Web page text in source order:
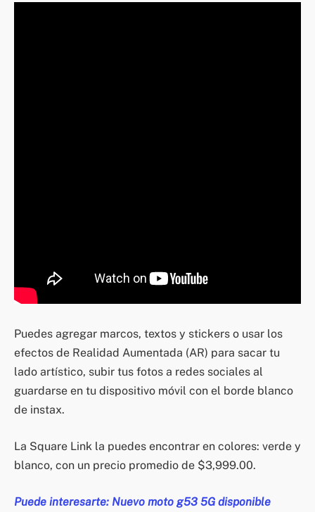
Puedes agregar marcos, textos y stickers o usar los
efectos de Realidad Aumentada (AR) para sacar tu
lado artístico, subir tus fotos a redes sociales al
guardarse en tu dispositivo móvil con el borde blanco
de instax.
La Square Link la puedes encontrar en colores: verde y
blanco, con un precio promedio de $3,999.00.
Puede interesarte: Nuevo moto g53 5G disponible